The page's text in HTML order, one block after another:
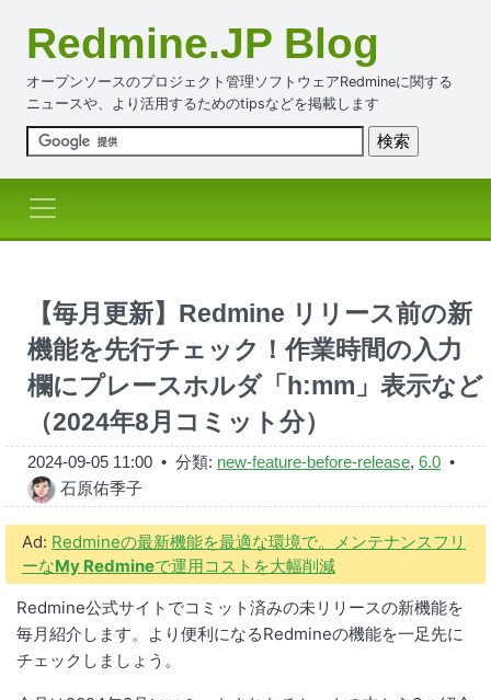
Redmine.JP Blog
オープンソースのプロジェクト管理ソフトウェアRedmineに関する
ニュースや、より活用するためのtipsなどを掲載します
【毎月更新】Redmine リリース前の新
機能を先行チェック！作業時間の入力
欄にプレースホルダ「h:mm」表示など
（2024年8月コミット分）
2024-09-05 11:00 • 分類: new-feature-before-release, 6.0 •
石原佑季子
Ad: Redmineの最新機能を最適な環境で。メンテナンスフリ
ーなMy Redmineで運用コストを大幅削減
Redmine公式サイトでコミット済みの未リリースの新機能を
毎月紹介します。より便利になるRedmineの機能を一足先に
チェックしましょう。